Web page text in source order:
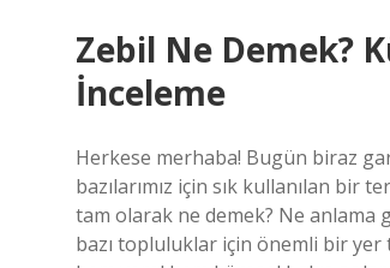
Zebil Ne Demek?
İnceleme
Herkese merhaba! Bugün biraz
bazılarımız için sık kullanılan bir
tam olarak ne demek? Ne anlama
bazı topluluklar için önemli bir yer